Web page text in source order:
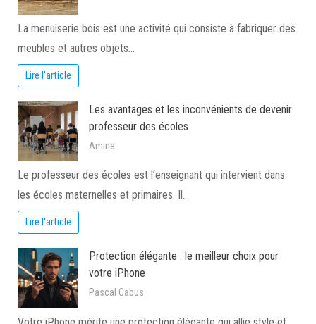
La menuiserie bois est une activité qui consiste à fabriquer des
meubles et autres objets…
Lire l'article
Les avantages et les inconvénients de devenir
professeur des écoles
Amine
Le professeur des écoles est l’enseignant qui intervient dans
les écoles maternelles et primaires. Il…
Lire l'article
Protection élégante : le meilleur choix pour
votre iPhone
Pascal Cabus